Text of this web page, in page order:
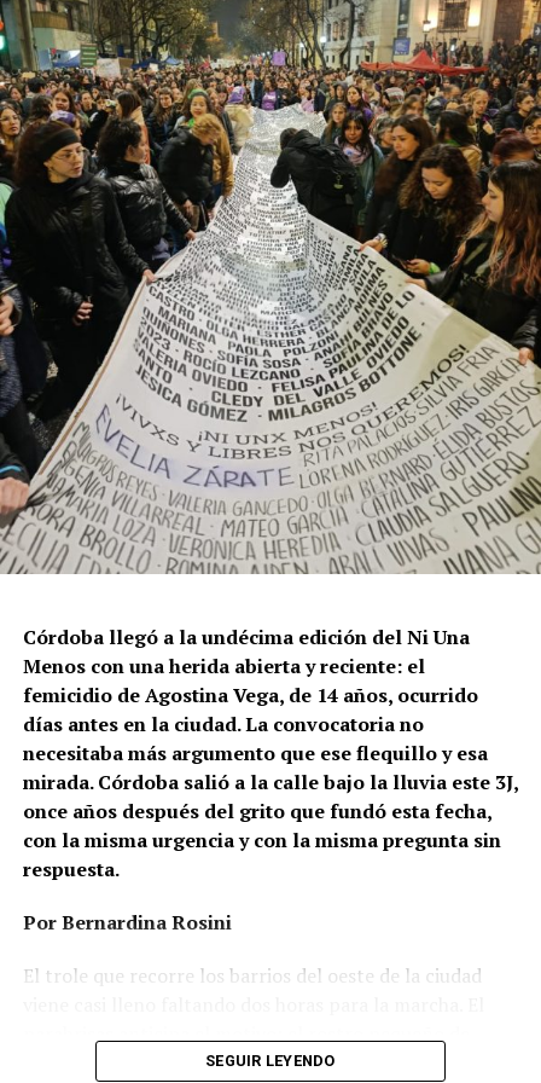
el año más violento desde la creación de este organismo,
con un crecimiento de más del 60% respecto de 2024,
cuando se habían registrado 140 casos. Se trata, dice el
relevamiento, de un aumento “abrupto, excepcional y
cualitativamente distinto a la progresión observada en
los años anteriores”.
La violencia por odio hacia el colectivo LGBT+ se
intensificó en un contexto de desmantelamiento de
políticas públicas, vaciamiento de organismos de
protección, paralización de la agenda legislativa en
materia de derechos y consolidación de discursos
fascistas que estigmatizan a la diversidad.
Para María Rachid, titular del Instituto contra la
Discriminación de la Ciudad de Buenos Aires e
integrante de la Federación Argentina LGBT+
(FALGBT), el drástico aumento de estos crímenes en
Argentina no puede separarse de los discursos de odio
que provienen del gobierno nacional. “Tanto el
de manera violenta y discriminatoria hacia la comunidad
LGBT en general y, principalmente, hacia la comunidad
trans”, describe Rachid. “Y eso –agrega– genera mayor
violencia y discriminación en la vida cotidiana. Esos
discursos terminan legitimando, avalando y fomentando
la violencia hacia nuestra comunidad”.
Esa realidad se percibe en lo cotidiano. Ayito Cabrera,
director y fundador de la organización Espacio
Tolomocho –que nuclea a personas trans con
discapacidad–, advierte que el aumento no se limita a los
silenciosas y estructurales de violencia, atravesadas por
“Los pedidos de ‘apañe’ de personas trans se
Córdoba llegó a la undécima edición del Ni Una
Menos con una herida abierta y reciente: el
femicidio de Agostina Vega, de 14 años, ocurrido
días antes en la ciudad. La convocatoria no
necesitaba más argumento que ese flequillo y esa
mirada. Córdoba salió a la calle bajo la lluvia este 3J,
once años después del grito que fundó esta fecha,
con la misma urgencia y con la misma pregunta sin
respuesta.
Por Bernardina Rosini
El trole que recorre los barrios del oeste de la ciudad
Agostina Vega, 14 años. Era fácil intuir que será una
SEGUIR LEYENDO